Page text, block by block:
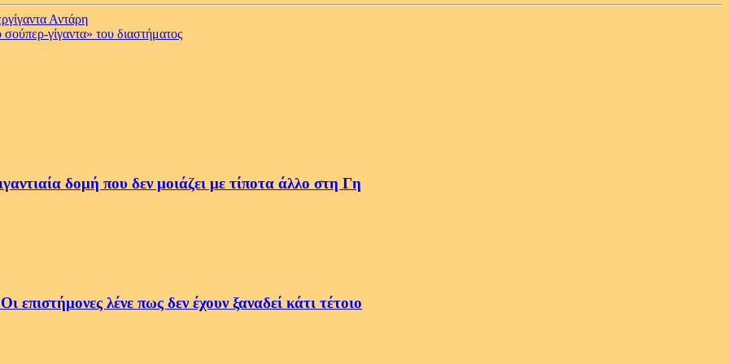
Αντάρη
γίγαντα» του διαστήματος
δομή που δεν μοιάζει με τίποτα άλλο στη Γη
λένε πως δεν έχουν ξαναδεί κάτι τέτοιο